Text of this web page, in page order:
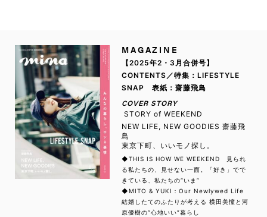
MAGAZINE
【2025年2・3月合併号】
CONTENTS／特集：LIFESTYLE
SNAP 表紙：齋藤飛鳥
COVER STORY
STORY of WEEKEND
NEW LIFE, NEW GOODIES 齋藤飛
鳥
東京下町、いいモノ探し。
◆THIS IS HOW WE WEEKEND 見られ
る私たちの、見せない一面。「好き」でで
きている、私たちの“いま”
◆MITO & YUKI：Our Newlywed Life
結婚したてのふたりが考える 横田美憧と河
原優樹の“心地いい”暮らし